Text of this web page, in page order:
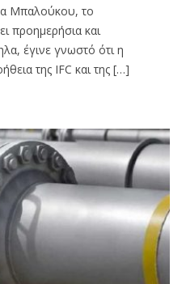
Μπαλούκου, το
προημερήσια και
έγινε γνωστό ότι η
της IFC και της […]